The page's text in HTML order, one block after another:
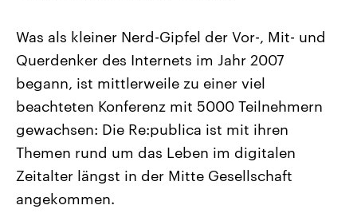
Landtagswahl Sachsen-Anhalt
2026
Alle Informationen
Sachsen-Anhalt wählt am 6.
September 2026 einen neuen
Bundesland von einer Koalition aus
Umfragen, Prognosen,
USA
Aktuelle Beiträge,
Hintergründe
Wirtschaftlich und
gehören die Vereinigten
den mächtigsten Ländern
mit großem Einfluss auf
Was als kleiner Nerd-Gipfel der Vor-, Mit- und
Querdenker des Internets im Jahr 2007
begann, ist mittlerweile zu einer viel
beachteten Konferenz mit 5000 Teilnehmern
gewachsen: Die Re:publica ist mit ihren
Themen rund um das Leben im digitalen
Zeitalter längst in der Mitte Gesellschaft
angekommen.